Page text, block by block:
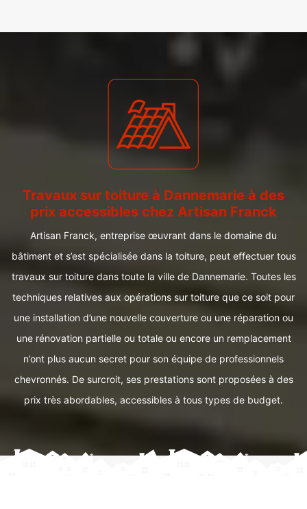
Travaux sur toiture à Dannemarie à des
prix accessibles chez Artisan Franck
Artisan Franck, entreprise œuvrant dans le domaine du
bâtiment et s’est spécialisée dans la toiture, peut effectuer tous
travaux sur toiture dans toute la ville de Dannemarie. Toutes les
techniques relatives aux opérations sur toiture que ce soit pour
une installation d’une nouvelle couverture ou une réparation ou
une rénovation partielle ou totale ou encore un remplacement
n’ont plus aucun secret pour son équipe de professionnels
chevronnés. De surcroit, ses prestations sont proposées à des
prix très abordables, accessibles à tous types de budget.